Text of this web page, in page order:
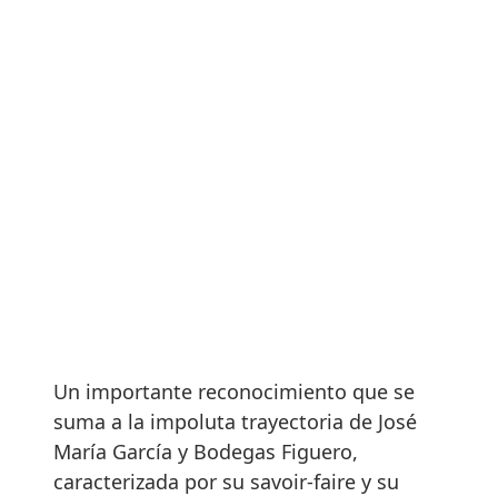
Un importante reconocimiento que se
suma a la impoluta trayectoria de José
María García y Bodegas Figuero,
caracterizada por su savoir-faire y su